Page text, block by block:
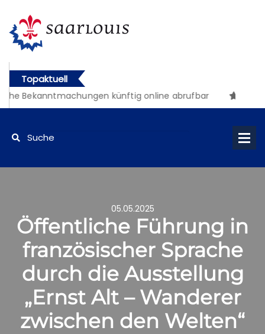
Topaktuell
Bekanntmachungen künftig online abrufbar
05.05.2025
Öffentliche Führung in
französischer Sprache
durch die Ausstellung
„Ernst Alt – Wanderer
zwischen den Welten“